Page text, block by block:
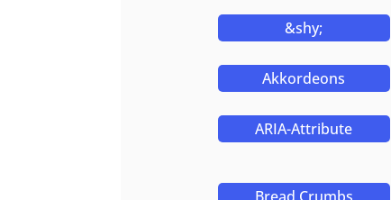
&shy;
Akkordeons
ARIA-Attribute